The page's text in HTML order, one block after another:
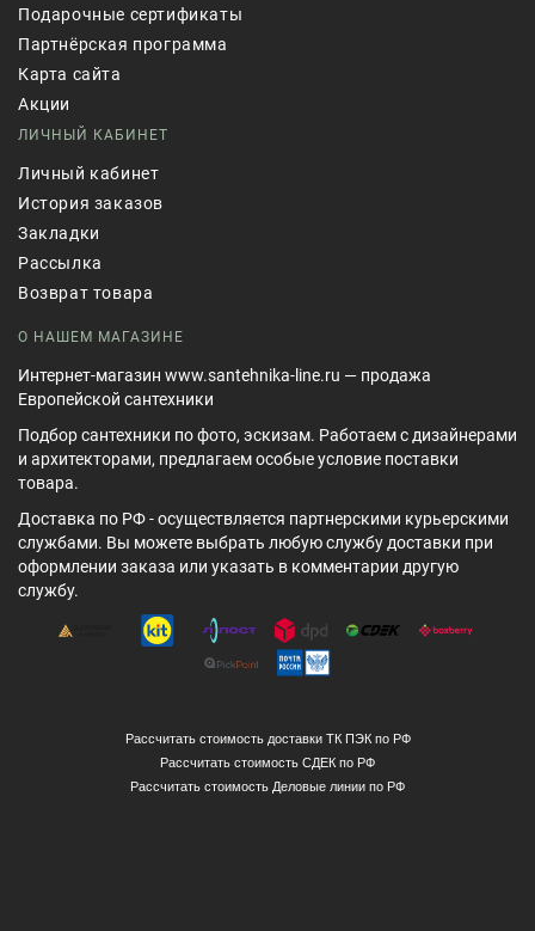
Подарочные сертификаты
Партнёрская программа
Карта сайта
Акции
ЛИЧНЫЙ КАБИНЕТ
Личный кабинет
История заказов
Закладки
Рассылка
Возврат товара
О НАШЕМ МАГАЗИНЕ
Интернет-магазин www.santehnika-line.ru — продажа
Европейской сантехники
Подбор сантехники по фото, эскизам. Работаем с дизайнерами
и архитекторами, предлагаем особые условие поставки
товара.
Доставка по РФ - осуществляется партнерскими курьерскими
службами. Вы можете выбрать любую службу доставки при
оформлении заказа или указать в комментарии другую
службу.
Рассчитать стоимость доставки ТК ПЭК по РФ
Рассчитать стоимость СДЕК по РФ
Рассчитать стоимость Деловые линии по РФ